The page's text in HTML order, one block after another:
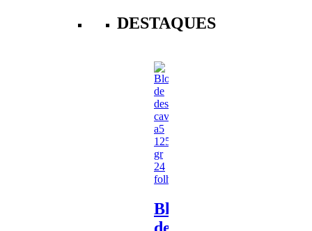
DESTAQUES
Bloco
de